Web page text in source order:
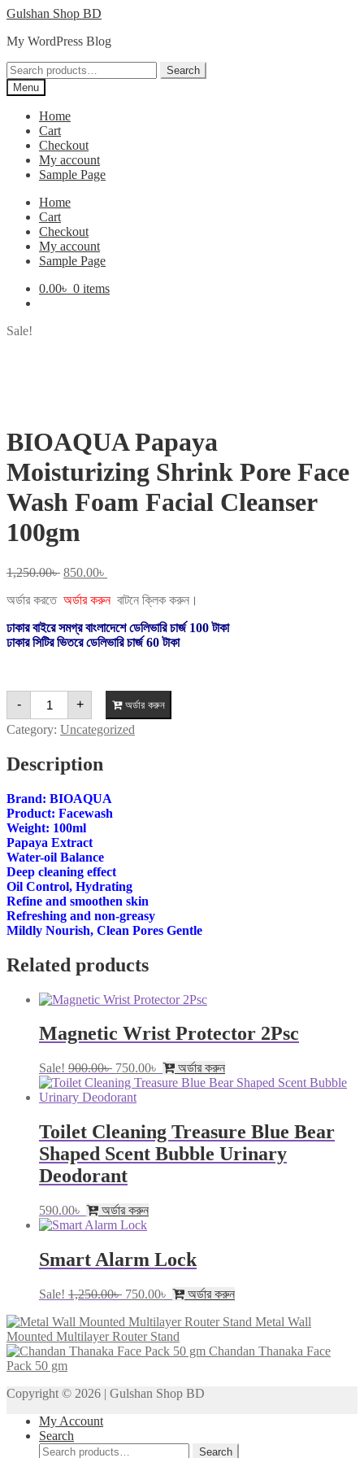
Skip
navigation
Skip
content
Gulshan Shop BD
My WordPress Blog
Search
for:
Search
Menu
Home
Cart
Checkout
My account
Sample Page
Home
Cart
Checkout
My account
Sample Page
0.00৳ 0 items
Sale!
BIOAQUA Papaya
Moisturizing Shrink Pore Face
Wash Foam Facial Cleanser
100gm
1,250.00৳ Original
was:
850.00৳
is:
অর্ডার করতে অর্ডার করুনবাটনে ক্লিক করুন।
ঢাকার বাইরে সমগ্র বাংলাদেশে ডেলিভারি চার্জ 100 টাকা
ঢাকার সিটির ভিতরে ডেলিভারি চার্জ 60 টাকা
-
BIOAQUA
Papaya
Moisturizing
Shrink
Face
Wash
Facial
Cleanser
100gm
quantity
+ অর্ডার করুন
Category: Uncategorized
Description
Brand: BIOAQUA
Product: Facewash
Weight: 100ml
Papaya Extract
Water-oil Balance
Deep cleaning effect
Oil Control, Hydrating
Refine and smoothen skin
Refreshing and non-greasy
Mildly Nourish, Clean Pores Gentle
Related products
Magnetic Wrist Protector 2Psc
Sale! 900.00৳ Original
price
was:
750.00৳ Current
price
অর্ডার করুন
Toilet Cleaning Treasure Blue Bear
Shaped Scent Bubble Urinary
Deodorant
590.00৳ অর্ডার করুন
Smart Alarm Lock
Sale! 1,250.00৳ Original
was:
1,250.00৳ .
750.00৳ Current
is:
750.00৳ .
অর্ডার করুন
Metal Wall
Mounted Multilayer Router Stand
Chandan Thanaka Face
Pack 50 gm
Copyright © 2026 | Gulshan Shop BD
My Account
Search
Search
Search